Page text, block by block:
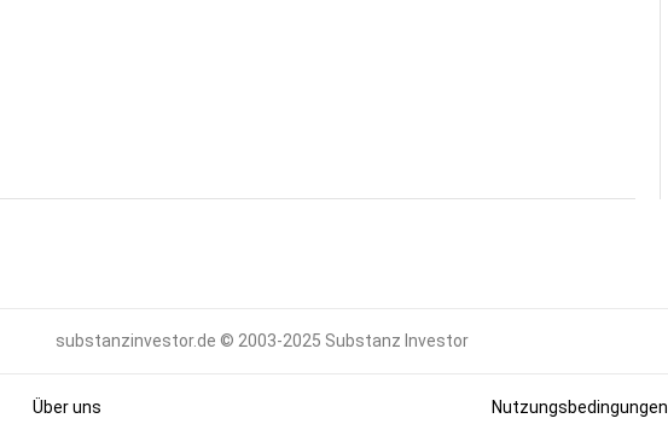
substanzinvestor.de © 2003-2025 Substanz Investor
Über uns Nutzungsbedingungen